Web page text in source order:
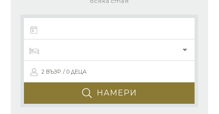
2 ВЪЗР. / 0 ДЕЦА
НАМЕРИ